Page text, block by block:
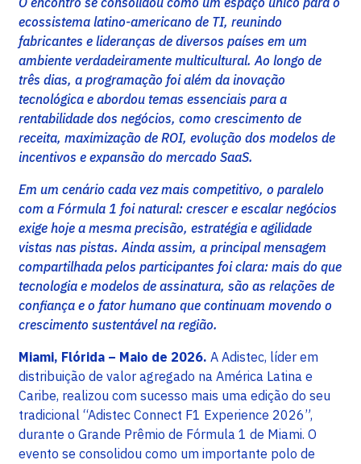
ecossistema latino-americano de TI, reunindo
fabricantes e lideranças de diversos países em um
ambiente verdadeiramente multicultural. Ao longo de
três dias, a programação foi além da inovação
tecnológica e abordou temas essenciais para a
rentabilidade dos negócios, como crescimento de
receita, maximização de ROI, evolução dos modelos de
incentivos e expansão do mercado SaaS.
Em um cenário cada vez mais competitivo, o paralelo
com a Fórmula 1 foi natural: crescer e escalar negócios
exige hoje a mesma precisão, estratégia e agilidade
vistas nas pistas. Ainda assim, a principal mensagem
compartilhada pelos participantes foi clara: mais do que
tecnologia e modelos de assinatura, são as relações de
confiança e o fator humano que continuam movendo o
crescimento sustentável na região.
Miami, Flórida – Maio de 2026. A Adistec, líder em
distribuição de valor agregado na América Latina e
Caribe, realizou com sucesso mais uma edição do seu
tradicional “Adistec Connect F1 Experience 2026”,
durante o Grande Prêmio de Fórmula 1 de Miami. O
evento se consolidou como um importante polo de